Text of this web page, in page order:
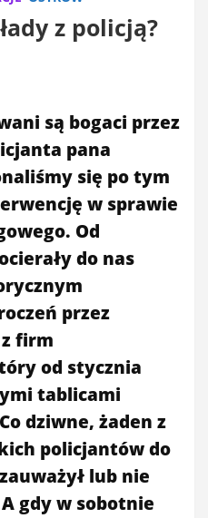
z policją?
są bogaci przez
pana
się po tym
w sprawie
Od
do nas
przez
firm
od stycznia
tablicami
dziwne, żaden z
policjantów do
lub nie
gdy w sobotnie